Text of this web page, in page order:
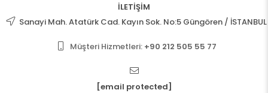
İLETİŞİM
Sanayi Mah. Atatürk Cad. Kayın Sok. No:5 Güngören / İSTANBUL
Müşteri Hizmetleri: +90 212 505 55 77
[email protected]